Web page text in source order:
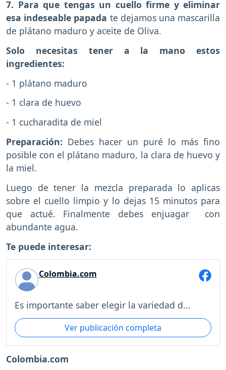
7. Para que tengas un cuello firme y eliminar
esa indeseable papada te dejamos una mascarilla
de plátano maduro y aceite de Oliva.
Solo necesitas tener a la mano estos
ingredientes:
- 1 plátano maduro
- 1 clara de huevo
- 1 cucharadita de miel
Preparación: Debes hacer un puré lo más fino
posible con el plátano maduro, la clara de huevo y
la miel.
Luego de tener la mezcla preparada lo aplicas
sobre el cuello limpio y lo dejas 15 minutos para
que actué. Finalmente debes enjuagar con
abundante agua.
Te puede interesar:
Colombia.com
Es importante saber elegir la variedad d...
Ver publicación completa
Colombia.com